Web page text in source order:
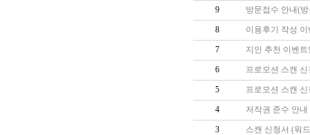
9 방문접수 안내(
8 이용후기 작성
7 지인 추천 이벤
6 프로모션 스캔
5 프로모션 스캔
4 저작권 준수 안내
3 스캔 신청서 (워